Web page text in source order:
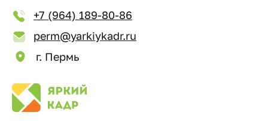
+7 (964) 189-80-86
perm@yarkiykadr.ru
г. Пермь